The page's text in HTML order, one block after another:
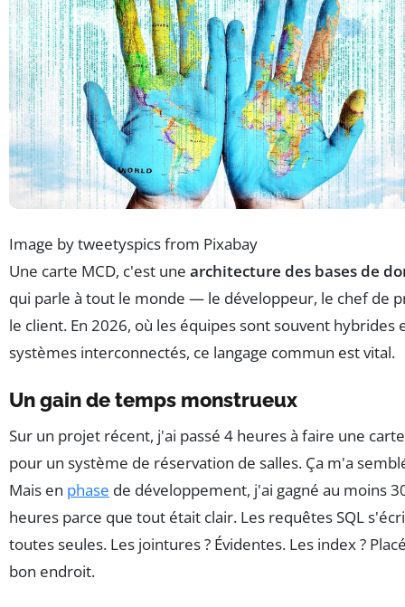
Image by tweetyspics from Pixabay
Une carte MCD, c'est une architecture des bases de
qui parle à tout le monde — le développeur, le chef de
le client. En 2026, où les équipes sont souvent hybrides
systèmes interconnectés, ce langage commun est vital.
Un gain de temps monstrueux
Sur un projet récent, j'ai passé 4 heures à faire une
pour un système de réservation de salles. Ça m'a
Mais en phase de développement, j'ai gagné au moins
heures parce que tout était clair. Les requêtes SQL
toutes seules. Les jointures ? Évidentes. Les index ?
bon endroit.